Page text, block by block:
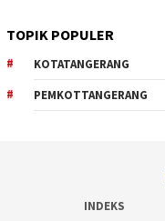
TOPIK POPULER
KOTATANGERANG
PEMKOTTANGERANG
INDEKS